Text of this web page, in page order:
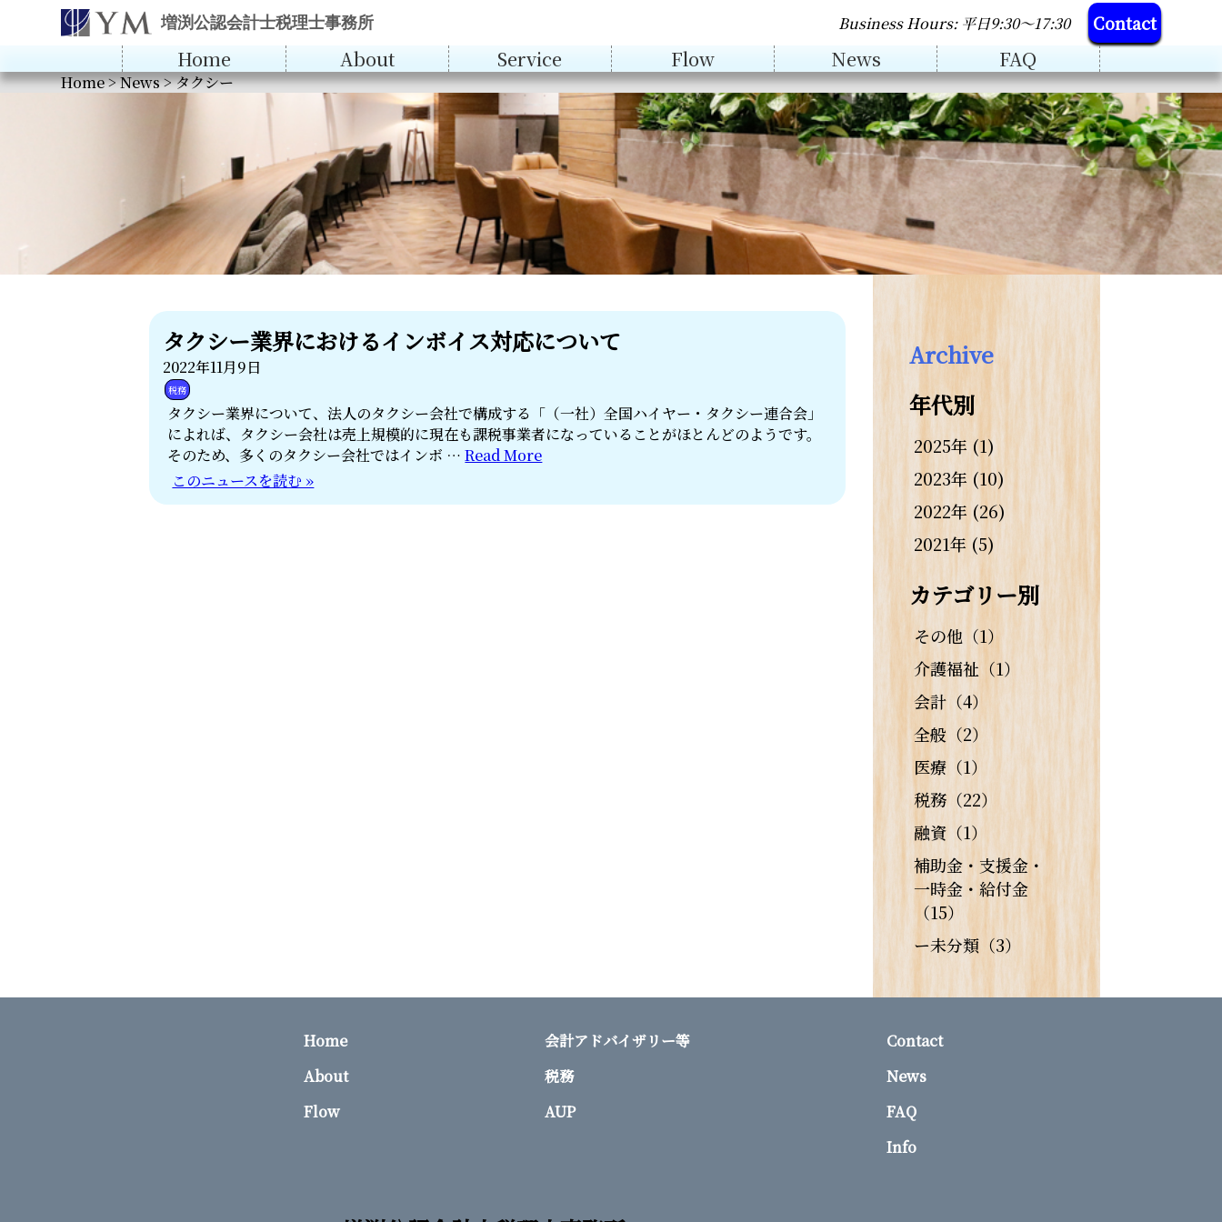
増渕公認会計士税理士事務所 Business Hours: 平日9:30～17:30 Contact
Home About
Service
会計アドバイザリ
ー等
税務
AUP
Flow News FAQ
Home>News>タクシー
タクシー業界におけるインボイス対応について
2022年11月9日
税務
タクシー業界について、法人のタクシー会社で構成する「（一社）全国ハイヤー・タクシー連合会」
によれば、タクシー会社は売上規模的に現在も課税事業者になっていることがほとんどのようです。
そのため、多くのタクシー会社ではインボ …Read More
このニュースを読む »
Archive
年代別
2025年 (1)
2023年 (10)
2022年 (26)
2021年 (5)
カテゴリー別
その他（1）
介護福祉（1）
会計（4）
全般（2）
医療（1）
税務（22）
融資（1）
補助金・支援金・
一時金・給付金
（15）
ー未分類（3）
Home
About
Flow
会計アドバイザリー等
税務
AUP
Contact
News
FAQ
Info